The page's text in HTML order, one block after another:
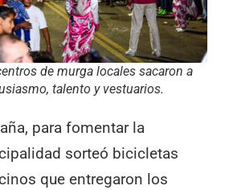
de murga locales sacaron a
talento y vestuarios.
para fomentar la
sorteó bicicletas
que entregaron los